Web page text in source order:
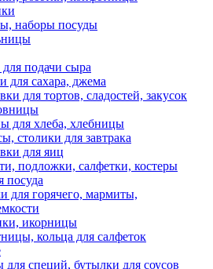
наборы посуды
подачи сыра
для сахара, джема
для тортов, сладостей, закусок
для хлеба, хлебницы
столики для завтрака
для яиц
подложки, салфетки, костеры
посуда
для горячего, мармиты,
икорницы
кольца для салфеток
для специй, бутылки для соусов